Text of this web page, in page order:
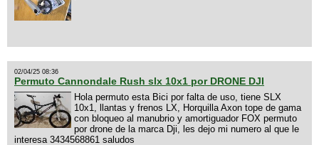
02/04/25 08:36
Permuto Cannondale Rush slx 10x1 por DRONE DJI
Hola permuto esta Bici por falta de uso, tiene SLX
10x1, llantas y frenos LX, Horquilla Axon tope de gama
con bloqueo al manubrio y amortiguador FOX permuto
por drone de la marca Dji, les dejo mi numero al que le
interesa 3434568861 saludos